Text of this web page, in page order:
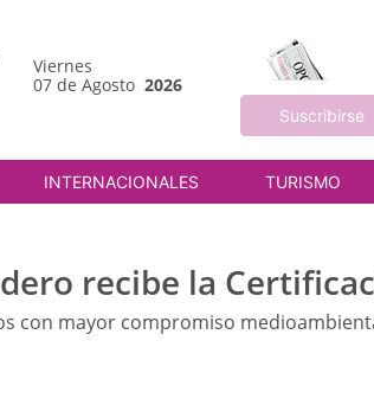
Viernes
07 de Agosto 2026
Suscribirse
INTERNACIONALES TURISMO
recibe la
con mayor compromiso